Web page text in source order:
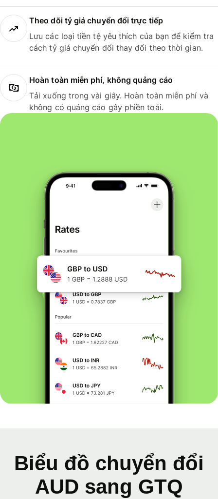
Theo dõi tỷ giá chuyển đổi trực tiếp
Lưu các loại tiền tệ yêu thích của bạn để kiểm tra
cách tỷ giá chuyển đổi thay đổi theo thời gian.
Hoàn toàn miễn phí, không quảng cáo
Tải xuống trong vài giây. Hoàn toàn miễn phí và
không có quảng cáo gây phiền toái.
Biểu đồ chuyển đổi
AUD sang GTQ